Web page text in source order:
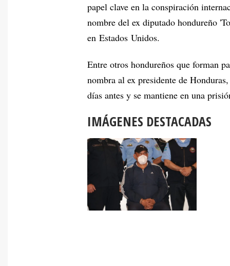
papel clave en la conspiración
nombre del ex diputado hondureño
en Estados Unidos.
Entre otros hondureños que forman
nombra al ex presidente de
días antes y se mantiene en una
IMÁGENES DESTACADAS